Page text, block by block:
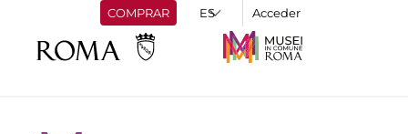
COMPRAR Acceder